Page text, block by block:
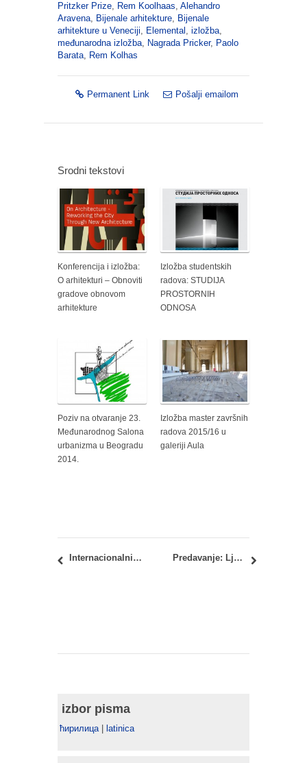
Pritzker Prize, Rem Koolhaas, Alehandro
Aravena, Bijenale arhitekture, Bijenale
arhitekture u Veneciji, Elemental , izložba,
međunarodna izložba, Nagrada Pricker, Paolo
Barata, Rem Kolhas
Permanent Link Pošalji emailom
Srodni tekstovi
Konferencija i izložba:
O arhitekturi – Obnoviti
gradove obnovom
arhitekture
Izložba studentskih
radova: STUDIJA
PROSTORNIH
ODNOSA
Poziv na otvaranje 23.
Međunarodnog Salona
urbanizma u Beogradu
2014.
Izložba master završnih
radova 2015/16 u
galeriji Aula
Internacionalni konkurs: Paviljon za festival MEXTROPOLI 2016 Predavanje: Ljudi i prostor – Piter Barber (Peter Barber)
izbor pisma
ћирилица| latinica